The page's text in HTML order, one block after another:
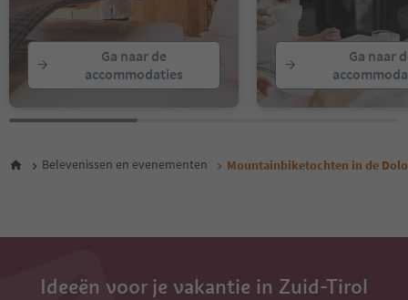
Ga naar de
accommodaties
Ga naar
Belevenissen en evenementen Mountainbiketochten in de
Ideeën voor je vakantie in Zuid-Tirol